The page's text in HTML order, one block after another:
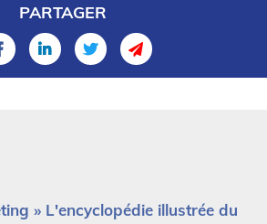
PARTAGER
» L'encyclopédie illustrée du